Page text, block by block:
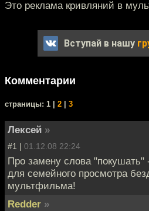
Это реклама кривляний в
Вступай в нашу
Комментарии
cтраницы: 1 | 2 3
Лексей »
#1 | 01.12.08 22:24
Про замену слова "покушать"
для семейного просмотра
мультфильма!
Redder »